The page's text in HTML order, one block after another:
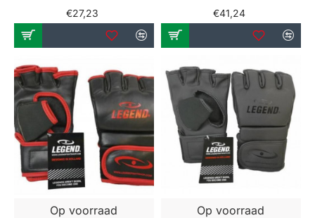
€27,23 €41,24
Op voorraad Op voorraad